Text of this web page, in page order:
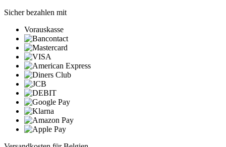
Sicher bezahlen mit
Vorauskasse